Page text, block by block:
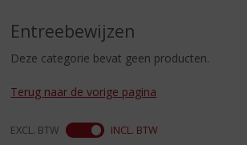
r
i
g
n
a
Entreebewijzen
Deze categorie bevat geen producten.
Terug naar de vorige pagina
EXCL. BTW INCL. BTW